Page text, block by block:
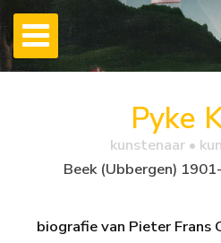
Pyke
kunstenaar •
Beek (Ubbergen)
biografie van Pieter Frans